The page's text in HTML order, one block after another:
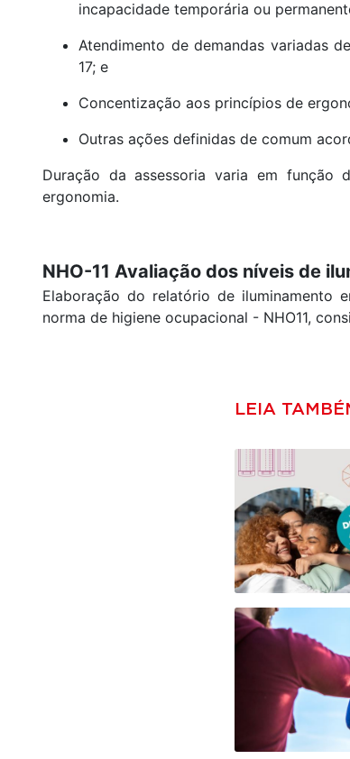
incapacidade temporária ou
Atendimento de demandas variadas
17; e
Concentização aos princípios de
Outras ações definidas de comum
Duração da assessoria varia em
ergonomia.
NHO-11 Avaliação dos níveis de
Elaboração do relatório de iluminamento
norma de higiene ocupacional - NHO11,
LEIA